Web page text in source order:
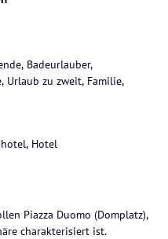
Badeurlauber,
Urlaub zu zweit, Familie,
Hotel
Piazza Duomo (Domplatz),
charakterisiert ist.